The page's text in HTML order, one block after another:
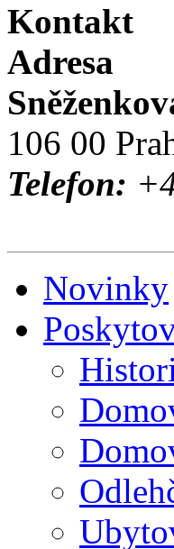
Kontakt
Adresa
106 00
Telefon:
Novinky